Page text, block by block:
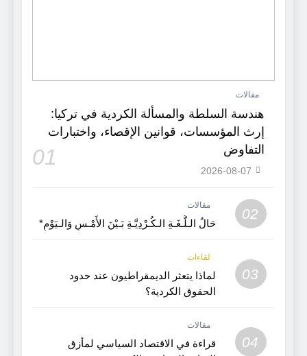
مقالات
هندسة السلطة والمسألة الكردية في تركيا:
إرث المؤسسات، قوانين الإقصاء، واختبارات
التفاوض
01
2026-08-07
02
مقالات
حَالُ الـلُّـغَـةِ الـكُـرْدِيَّـةِ بَـيْنَ الأَمْـسِ وَالـيَوْمِ*
03
لقاءات
لماذا يتعثر الديمقراطيون عند حدود
الحقوق الكردية؟
04
مقالات
قراءة في الاقتصاد السياسي لمأزق